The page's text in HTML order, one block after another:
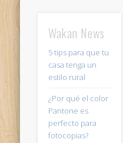
Wakan News
5 tips para que tu
casa tenga un
estilo rural
¿Por qué el color
Pantone es
perfecto para
fotocopias?